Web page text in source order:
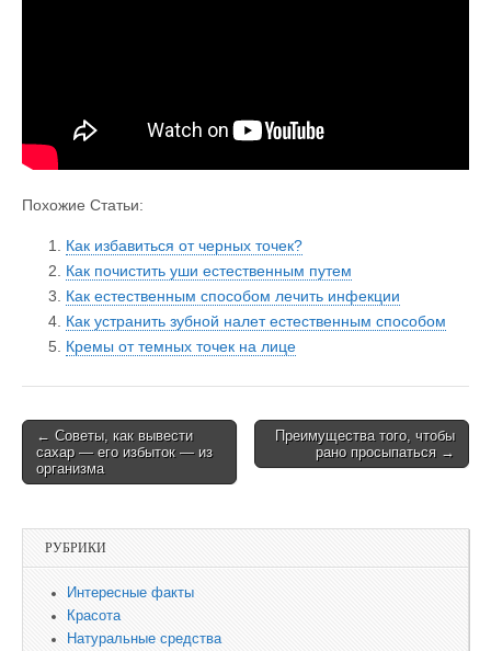
Похожие Статьи:
Как избавиться от черных точек?
Как почистить уши естественным путем
Как естественным способом лечить инфекции
Как устранить зубной налет естественным способом
Кремы от темных точек на лице
Post navigation
← Советы, как вывести
сахар — его избыток — из
организма
Преимущества того, чтобы
рано просыпаться →
РУБРИКИ
Интересные факты
Красота
Натуральные средства